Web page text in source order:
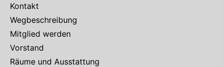
Kontakt
Wegbeschreibung
Mitglied werden
Vorstand
Räume und Ausstattung